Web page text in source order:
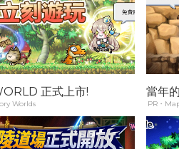
正式上市!
Worlds
當年
PR・